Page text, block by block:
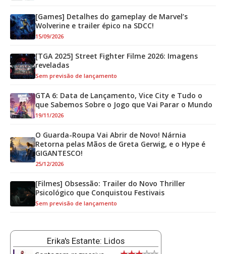
[Games] Detalhes do gameplay de Marvel’s
Wolverine e trailer épico na SDCC!
15/09/2026
[TGA 2025] Street Fighter Filme 2026: Imagens
reveladas
Sem previsão de lançamento
GTA 6: Data de Lançamento, Vice City e Tudo o
que Sabemos Sobre o Jogo que Vai Parar o Mundo
19/11/2026
O Guarda-Roupa Vai Abrir de Novo! Nárnia
Retorna pelas Mãos de Greta Gerwig, e o Hype é
GIGANTESCO!
25/12/2026
[Filmes] Obsessão: Trailer do Novo Thriller
Psicológico que Conquistou Festivais
Sem previsão de lançamento
Erika's Estante: Lidos